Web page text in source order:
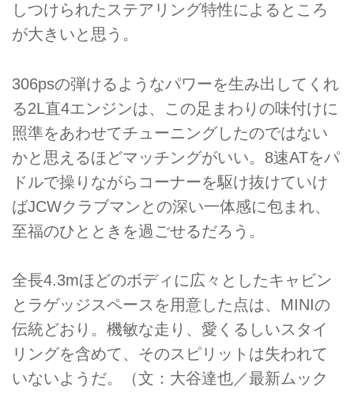
しつけられたステアリング特性によるところ
が大きいと思う。
306psの弾けるようなパワーを生み出してくれ
る2L直4エンジンは、この足まわりの味付けに
照準をあわせてチューニングしたのではない
かと思えるほどマッチングがいい。8速ATをパ
ドルで操りながらコーナーを駆け抜けていけ
ばJCWクラブマンとの深い一体感に包まれ、
至福のひとときを過ごせるだろう。
全長4.3mほどのボディに広々としたキャビン
とラゲッジスペースを用意した点は、MINIの
伝統どおり。機敏な走り、愛くるしいスタイ
リングを含めて、そのスピリットは失われて
いないようだ。（文：大谷達也／最新ムック